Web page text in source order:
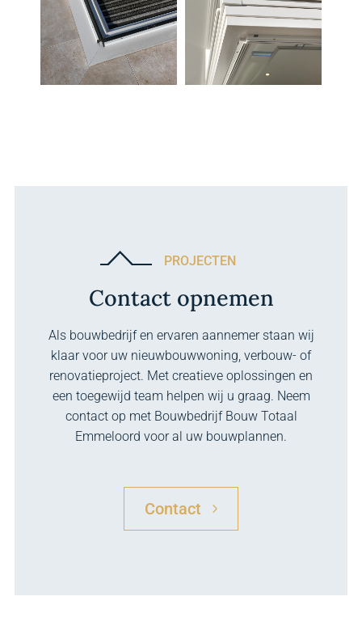
PROJECTEN
Contact opnemen
Als bouwbedrijf en ervaren aannemer staan wij
klaar voor uw nieuwbouwwoning, verbouw- of
renovatieproject. Met creatieve oplossingen en
een toegewijd team helpen wij u graag. Neem
contact op met Bouwbedrijf Bouw Totaal
Emmeloord voor al uw bouwplannen.
Contact